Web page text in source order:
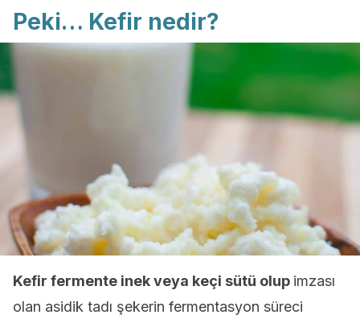
Peki… Kefir nedir?
Kefir fermente inek veya keçi sütü olup imzası
olan asidik tadı şekerin fermentasyon süreci